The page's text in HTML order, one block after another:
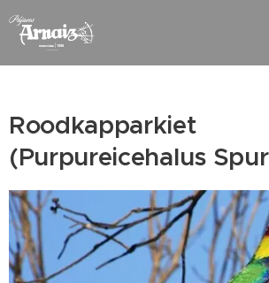
Roodkapparkiet
(Purpureicehalus